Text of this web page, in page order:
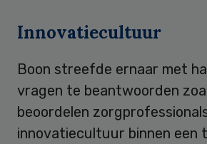
Innovatiecultuur
Boon streefde ernaar met
vragen te beantwoorden
beoordelen
innovatiecultuur binnen een